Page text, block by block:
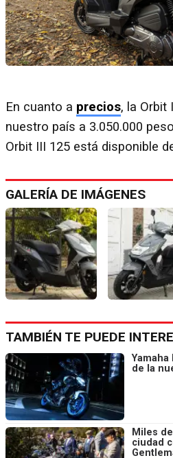
En cuanto a precios, la Orbit
nuestro país a 3.050.000
Orbit III 125 está disponible
GALERÍA DE IMÁGENES
TAMBIÉN TE PUEDE
de la
Miles
ciudad